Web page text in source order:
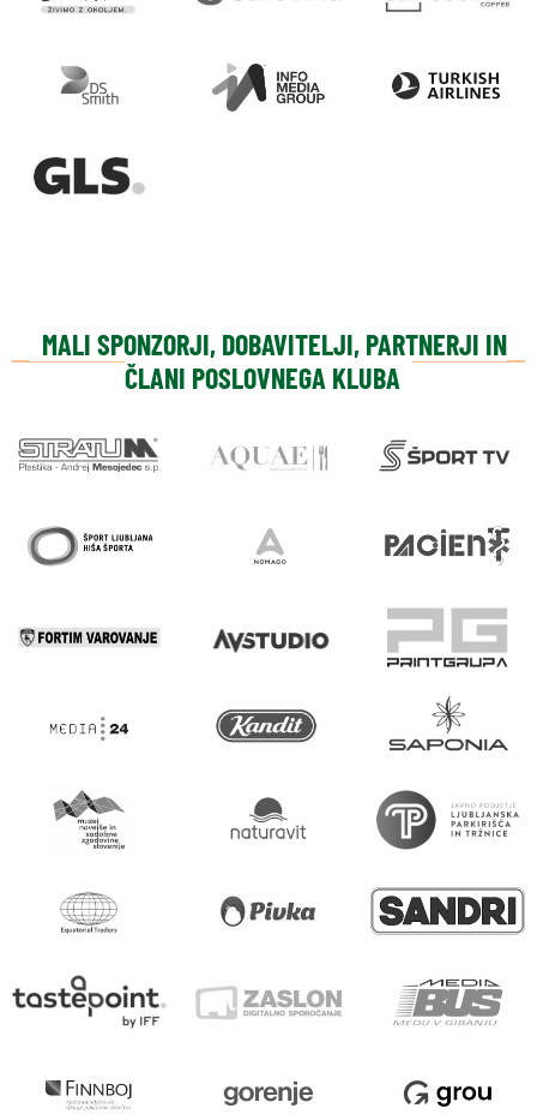
MALI SPONZORJI, DOBAVITELJI, PARTNERJI IN
ČLANI POSLOVNEGA KLUBA